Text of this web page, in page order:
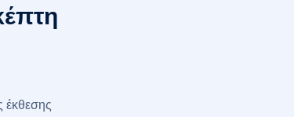
έκθεσης